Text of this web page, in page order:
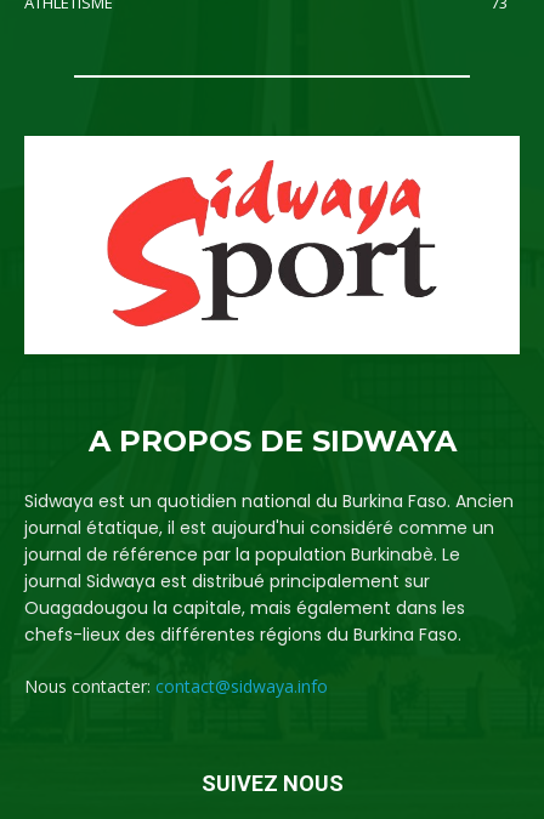
A PROPOS DE SIDWAYA
Sidwaya est un quotidien national du Burkina Faso. Ancien
journal étatique, il est aujourd'hui considéré comme un
journal de référence par la population Burkinabè. Le
journal Sidwaya est distribué principalement sur
Ouagadougou la capitale, mais également dans les
chefs-lieux des différentes régions du Burkina Faso.
Nous contacter: contact@sidwaya.info
SUIVEZ NOUS